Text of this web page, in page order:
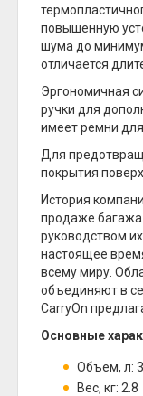
повышенную
шума до
отличается
Эргономичная
ручки для
имеет ремни
Для
покрытия
История
продаже багажа
руководством
настоящее
всему миру.
объединяют в
CarryOn
Основные
Объем, л:
Вес, кг: 2.8